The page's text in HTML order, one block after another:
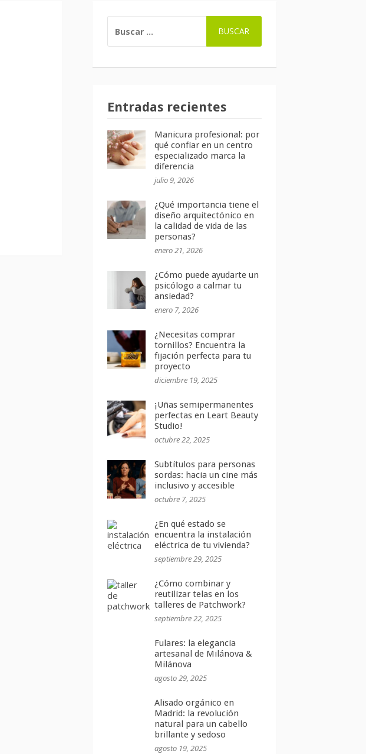
Entradas recientes
Manicura profesional: por
qué confiar en un centro
especializado marca la
diferencia
julio 9, 2026
¿Qué importancia tiene el
diseño arquitectónico en
la calidad de vida de las
personas?
enero 21, 2026
¿Cómo puede ayudarte un
psicólogo a calmar tu
ansiedad?
enero 7, 2026
¿Necesitas comprar
tornillos? Encuentra la
fijación perfecta para tu
proyecto
diciembre 19, 2025
¡Uñas semipermanentes
perfectas en Leart Beauty
Studio!
octubre 22, 2025
Subtítulos para personas
sordas: hacia un cine más
inclusivo y accesible
octubre 7, 2025
¿En qué estado se
encuentra la instalación
eléctrica de tu vivienda?
septiembre 29, 2025
¿Cómo combinar y
reutilizar telas en los
talleres de Patchwork?
septiembre 22, 2025
Fulares: la elegancia
artesanal de Milánova &
Milánova
agosto 29, 2025
Alisado orgánico en
Madrid: la revolución
natural para un cabello
brillante y sedoso
agosto 19, 2025